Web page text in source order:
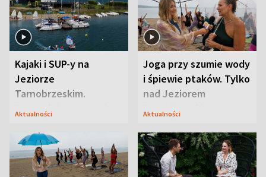
Kajaki i SUP-y na
Jeziorze
Tarnobrzeskim.
Przyrodnicy zwracają
Aktualności
Joga przy szumie wody
i śpiewie ptaków. Tylko
nad Jeziorem
Tarnobrzeskim
Aktualności